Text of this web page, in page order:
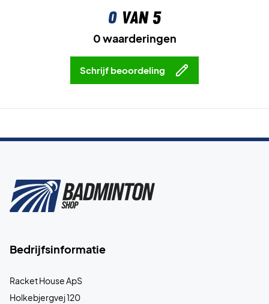
0van 5
0 waarderingen
Schrijf beoordeling
Bedrijfsinformatie
Racket House ApS
Holkebjergvej 120